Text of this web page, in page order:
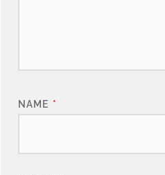
NAME *